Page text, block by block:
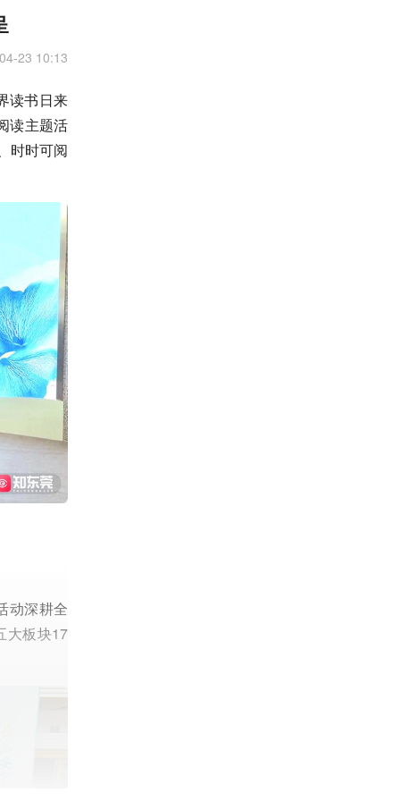
23 10:13
读书日来
读主题活
时时可阅
动深耕全
大板块17